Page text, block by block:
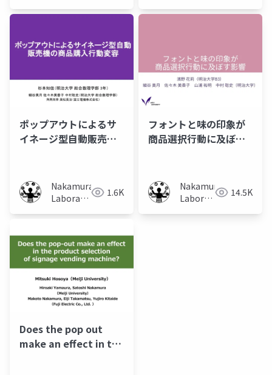
University)
University)
ポップアウトによるサ
イネージ型自動販売機
Nakamura
Laboratory
1.6K
フォントと味の印象が
商品選択行動に及ぼす
Nakamura
Laboratory 14.5K
Does the pop out
make an effect in the